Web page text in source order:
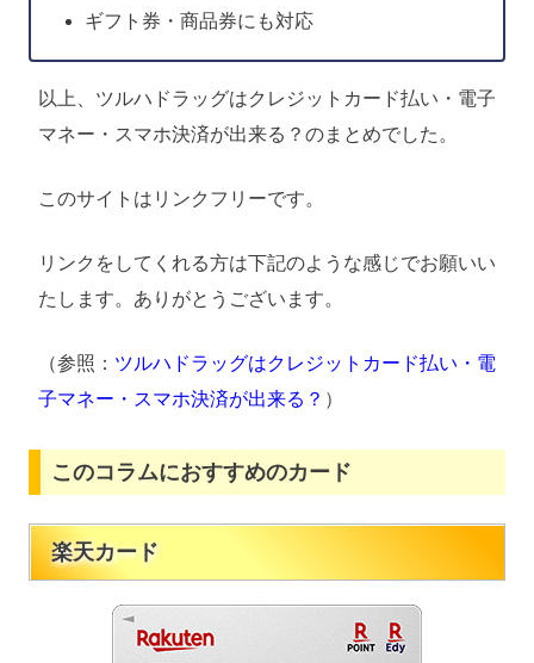
ギフト券・商品券にも対応
以上、ツルハドラッグはクレジットカード払い・電子
マネー・スマホ決済が出来る？のまとめでした。
このサイトはリンクフリーです。
リンクをしてくれる方は下記のような感じでお願いい
たします。ありがとうございます。
（参照： ツルハドラッグはクレジットカード払い・電
子マネー・スマホ決済が出来る？ ）
このコラムにおすすめのカード
楽天カード